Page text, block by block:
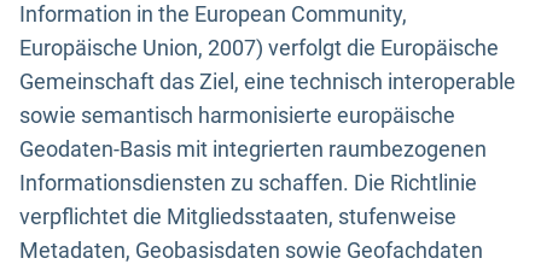
Information in the European Community,
Europäische Union, 2007) verfolgt die Europäische
Gemeinschaft das Ziel, eine technisch interoperable
sowie semantisch harmonisierte europäische
Geodaten-Basis mit integrierten raumbezogenen
Informationsdiensten zu schaffen. Die Richtlinie
verpflichtet die Mitgliedsstaaten, stufenweise
Metadaten, Geobasisdaten sowie Geofachdaten